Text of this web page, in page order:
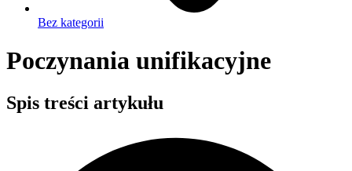
Bez kategorii
Poczynania unifikacyjne
Spis treści artykułu